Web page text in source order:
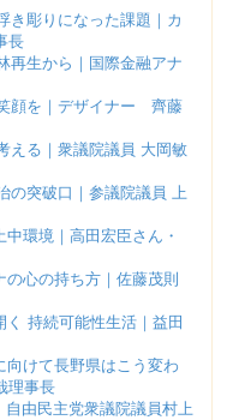
き彫りになった課題｜カ
長
再生から｜国際金融アナ
顔を｜デザイナー 齊藤
える｜衆議院議員 大岡敏
の突破口｜参議院議員 上
環境｜高田宏臣さん・
心の持ち方｜佐藤茂則
持続可能性生活｜益田
けて長野県はこう変わ
理事長
由民主党衆議院議員村上